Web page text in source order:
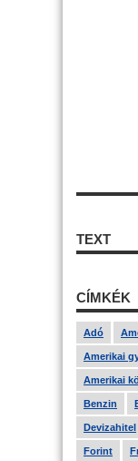
TEXT
CÍMKÉK
Adó
Amerikai
Amerikai
Benzin
Devizahitel
Forint